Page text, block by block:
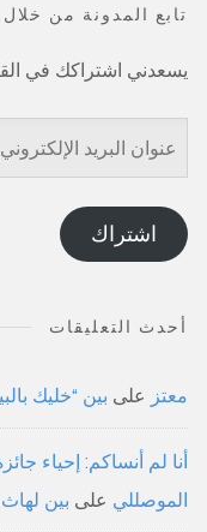
تابع المدونة من خلال
يسعدني اشتراكك في
عنوان
البريد
الإلكتروني
اشتراك
أحدث التعليقات
معتز على بين “خليك
الموصللي على بين